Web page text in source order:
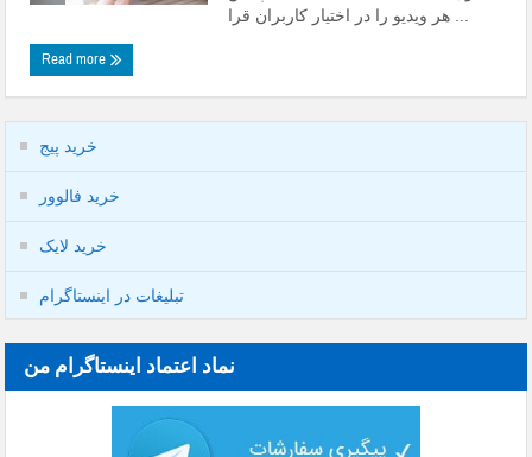
Read more
خرید پیج
خرید فالوور
خرید لایک
تبلیغات در اینستاگرام
نماد اعتماد اینستاگرام من